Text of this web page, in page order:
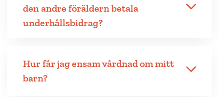
den andre föräldern betala
underhållsbidrag?
Hur får jag ensam vårdnad om mitt
barn?